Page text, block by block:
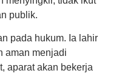
publik.
pada hukum. Ia lahir
aman menjadi
aparat akan bekerja